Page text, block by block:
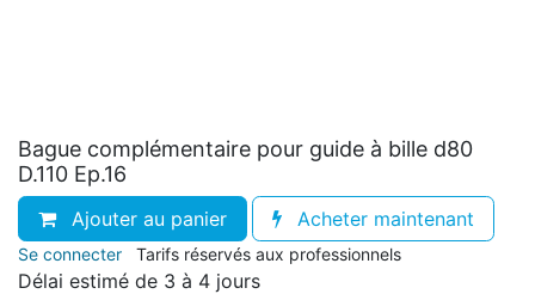
Bague complémentaire pour guide à bille d80
D.110 Ep.16
Ajouter au panier Acheter maintenant
Se connecter Tarifs réservés aux professionnels
Délai estimé de 3 à 4 jours